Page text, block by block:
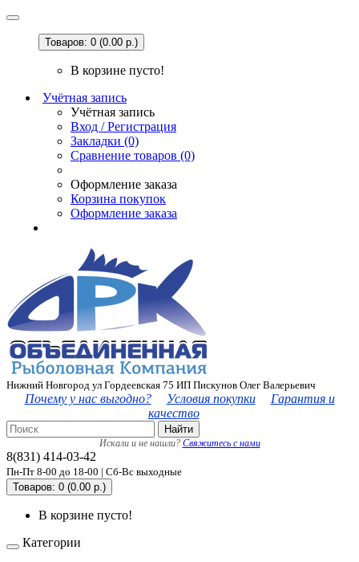
Товаров: 0 (0.00 р.)
В корзине пусто!
Учётная запись
Учётная запись
Вход / Регистрация
Закладки (0)
Сравнение товаров (0)
Оформление заказа
Корзина покупок
Оформление заказа
Нижний Новгород ул Гордеевская 75 ИП Пискунов Олег Валерьевич
Почему у нас выгодно? Условия покупки
Гарантия и
качество
Найти
Искали и не нашли? Свяжитесь с нами
8(831) 414-03-42
Пн-Пт 8-00 до 18-00 | Сб-Вс выходные
Товаров: 0 (0.00 р.)
В корзине пусто!
Категории